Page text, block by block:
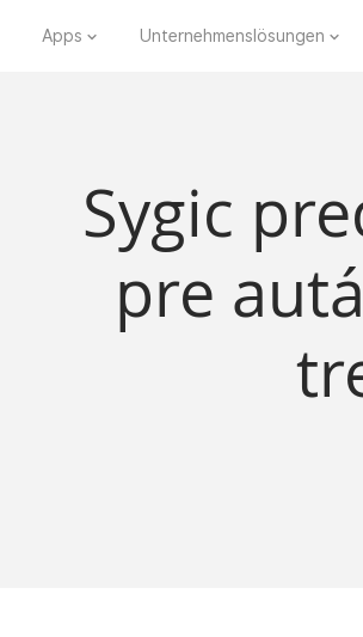
Apps Unternehmenslösungen
Sygic
pre